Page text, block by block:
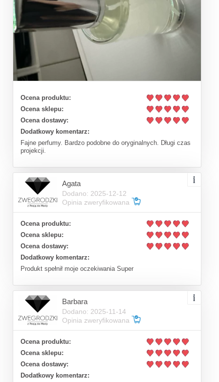
Ocena produktu:
Ocena sklepu:
Ocena dostawy:
Dodatkowy komentarz:
Fajne perfumy. Bardzo podobne do oryginalnych. Długi czas
projekcji.
Agata
Dodano: 2025-12-12
Opinia zweryfikowana
Ocena produktu:
Ocena sklepu:
Ocena dostawy:
Dodatkowy komentarz:
Produkt spełnił moje oczekiwania Super
Barbara
Dodano: 2025-11-14
Opinia zweryfikowana
Ocena produktu:
Ocena sklepu:
Ocena dostawy:
Dodatkowy komentarz: